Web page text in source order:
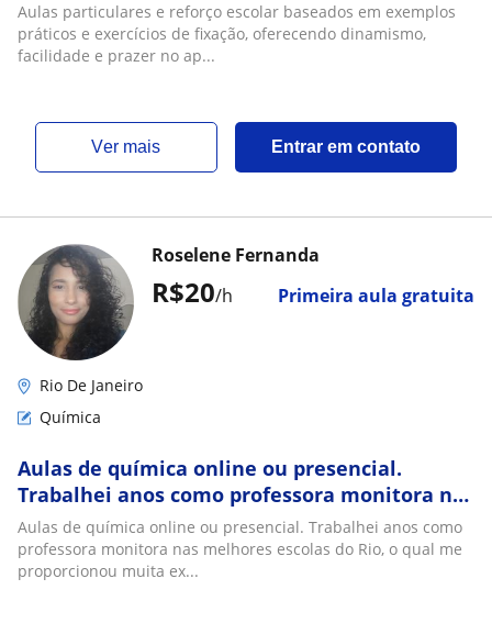
Aulas particulares e reforço escolar baseados em exemplos
práticos e exercícios de fixação, oferecendo dinamismo,
facilidade e prazer no ap...
ver mais Entrar em contato
R$20/h Primeira aula gratuita
Roselene Fernanda
Rio De Janeiro
Química
Aulas de química online ou presencial.
Trabalhei anos como professora monitora nas
melhores escolas do Rio, o qual me
proporcionou muita experiência em.aulas
particulares
Aulas de química online ou presencial. Trabalhei anos como
professora monitora nas melhores escolas do Rio, o qual me
proporcionou muita ex...